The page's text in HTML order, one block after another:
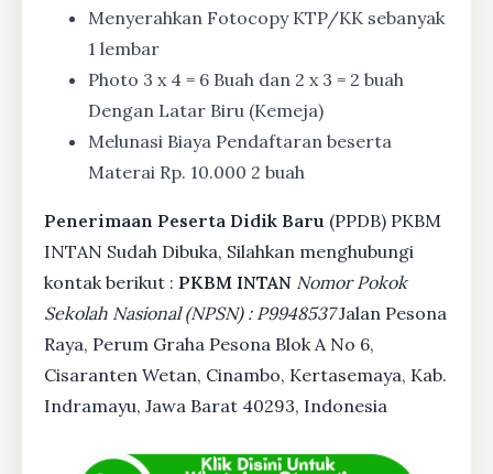
Menyerahkan Fotocopy KTP/KK sebanyak
1 lembar
Photo 3 x 4 = 6 Buah dan 2 x 3 = 2 buah
Dengan Latar Biru (Kemeja)
Melunasi Biaya Pendaftaran beserta
Materai Rp. 10.000 2 buah
Penerimaan Peserta Didik Baru (PPDB) PKBM
INTAN Sudah Dibuka, Silahkan menghubungi
kontak berikut : PKBM INTAN Nomor Pokok
Sekolah Nasional (NPSN) : P9948537Jalan Pesona
Raya, Perum Graha Pesona Blok A No 6,
Cisaranten Wetan, Cinambo, Kertasemaya, Kab.
Indramayu, Jawa Barat 40293, Indonesia